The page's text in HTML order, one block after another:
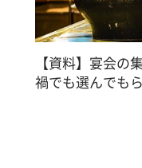
【資料】宴会の
禍でも選んでも